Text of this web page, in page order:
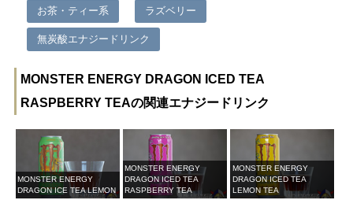
お茶・ティー系 ラズベリー
無炭酸エナジードリンク
MONSTER ENERGY DRAGON ICED TEA
RASPBERRY TEAの関連エナジードリンク
MONSTER ENERGY
DRAGON ICE TEA LEMON
MONSTER ENERGY
DRAGON ICED TEA
RASPBERRY TEA
MONSTER ENERGY
DRAGON ICED TEA
LEMON TEA